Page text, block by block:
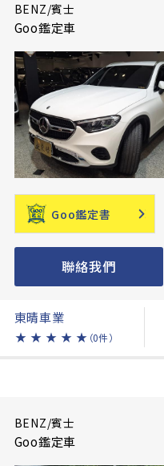
BENZ/賓士
Goo鑑定車
Goo鑑定書
聯絡我們
東晴車業
★ ★ ★ ★ ★ （0件）
BENZ/賓士
Goo鑑定車